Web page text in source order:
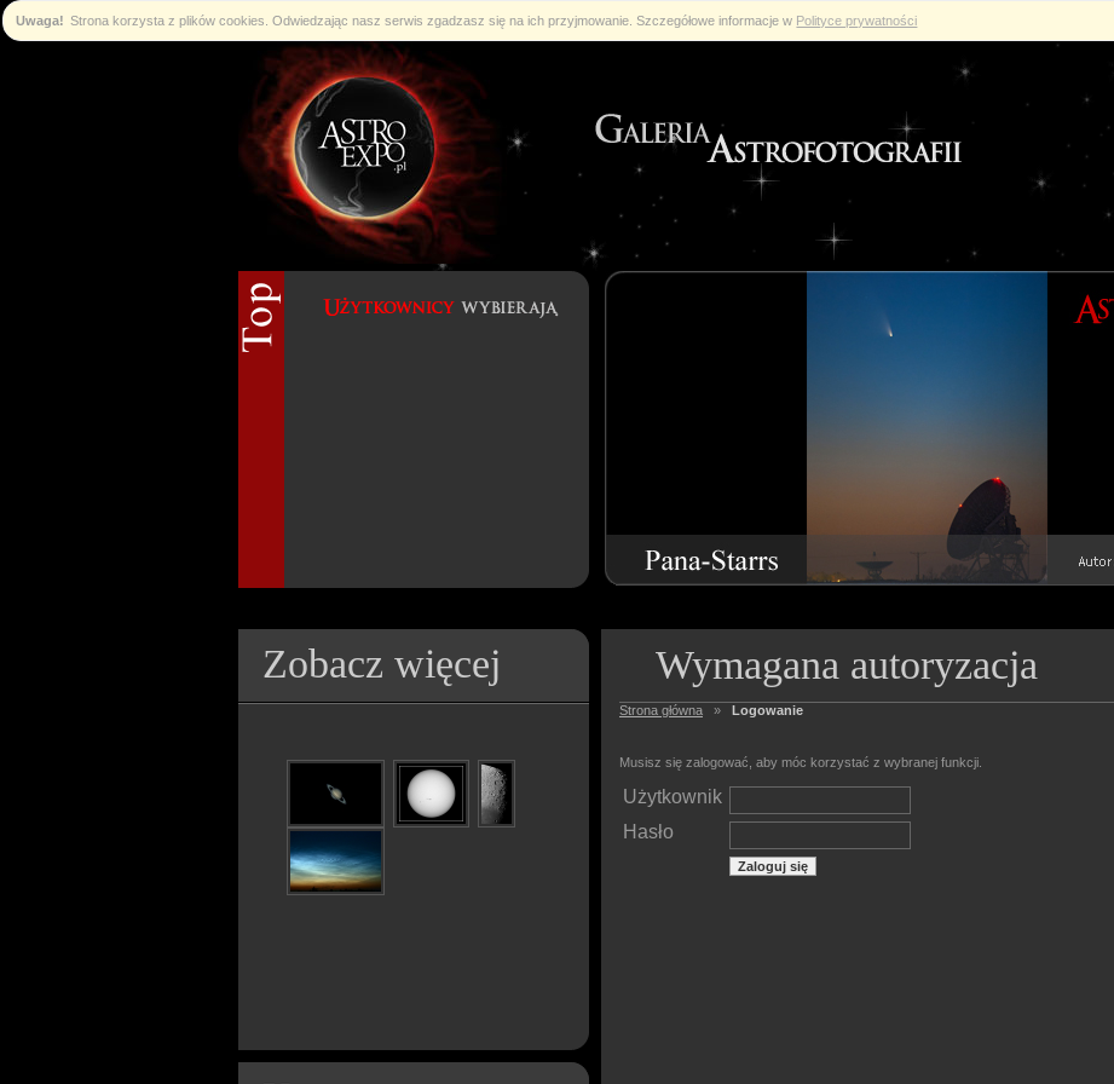
Uwaga! Strona korzysta z plików cookies. Odwiedzając nasz serwis zgadzasz się na ich przyjmowanie. Szczegółowe informacje w Polityce prywatności
Zobacz więcej Wymagana autoryzacja
Strona główna » Logowanie
Musisz się zalogować, aby móc korzystać z wybranej funkcji.
Użytkownik
Hasło